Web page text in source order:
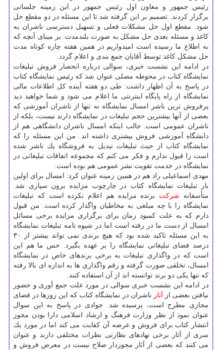
رئیس جمهور و معاون اول رئیس جمهور در این زمینه جلساتی
برگزار كردند. تصمیم بر این گرفته شد تا این مسئله در دو مقطع حل
شود. مقطع اول حل مشكلات فعلی و تسهیل دسترسی ناشران به
كاغذ و مسئله بعدی حل مشكل به صورت بلندمدت. بر مبنای آنچه كه
به اطلاع ما رسیده است امیدواریم در همین هفته چاره كوتاه مدت
حل مشكل كاغذ توسط آقایان جمع بندی و اعلام گردد.
در ادامه این نشست خبری، سوالی درباره انحصار فروش تبلیغات
نمایشگاه كتاب در محوطه مصلی عنوان شد كه رئیس نمایشگاه كتاب
در پاسخ به آن اظهار داشت: طی دو هفته آینده كل اطلاعات مالی
نمایشگاه از راه پایگاه اینترنتی ما اعلام می شود و شما خواهید دید
پرفروش ترین ناشر امسال نمایشگاه نه تنها از ناشران آموزشی كه
بعضی از آنها بیشترین حجم تبلیغات در نمایشگاه دارند نیست، بلكه از
ناشران عمومی است. جالب اینكه امسال ناشران دانشگاهی هم از
دانشگاه آموزشی فروش بیشتری داشته اند. من این مسئله را كه
نمایشگاه كتاب از حیث تبلیغات تبدیل به فروشگاه یك ناشر شده
است را قبول ندارم و فكر می كنم كه مجموعه اتفاقات تبلیغاتی در
نمایشگاه در خدمت تقویت نشر عمومی هم بوده است.
مهدی اسماعیلی راد هم در همین زمینه عنوان كرد: امسال برای اولین
بار تبلیغات نمایشگاه كتاب در چارچوب مزایده برون سپاری شد.
متأسفانه شركت برنده مزایده هم اعلام نكرده است كه تبلیغات
نمایشگاه را با چه مبلغی به مخاطبان واگذار كرده است. من قبول
دارم كه به علت كمبود زمان برای برگزاری مزایده برخی مسائل
امسال از دست ما در رفته است اما در شیوه نامه تبلیغات نمایشگاه
به این مسئله تاكید شده بود كه هیچ برندی نمی تواند بیشتر از ۳۰
درصد فضای تبلیغاتی نمایشگاه را بر عهده بگیرد. حس ما هم این
است كه در واگذاری تبلیغات به برخی برندهای خاص در نمایشگاه
امسال، تخلفی صورت گرفته و رقم واگذاری ها به اندازه ای بالا رفته
كه تنها یكی دو برند توانسته اند از آن استفاده كنند.
در ادامه این نشست خبری سوالی در مورد علت جمع آوری و حضور
نیافتن بعضی از
آثار ناشران در نمایشگاه كتاب كه این روزها در فضای
مجازی مطرح است، پرسیده شد. جوادی در پاسخ به این سوال
عنوان نمود از نظر وزارت فرهنگ و ارشاد اسلامی دارا بودن مجوز
انتشار كتاب برای فروش و عرضه آن كفایت می كند اما در مورد یك
سری از آثار برخی نهادهای نظارتی نظرات مختلفی دارند و عنوان
می كنند كه بعضی از آثار مجوزدار صلاح نیست در معرض فروش و